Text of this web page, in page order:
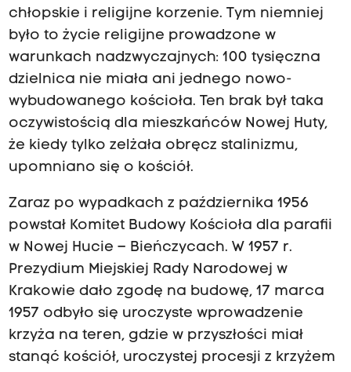
chłopskie i religijne korzenie. Tym niemniej
było to życie religijne prowadzone w
warunkach nadzwyczajnych: 100 tysięczna
dzielnica nie miała ani jednego nowo-
wybudowanego kościoła. Ten brak był taka
oczywistością dla mieszkańców Nowej Huty,
że kiedy tylko zelżała obręcz stalinizmu,
upomniano się o kościół.
Zaraz po wypadkach z października 1956
powstał Komitet Budowy Kościoła dla parafii
w Nowej Hucie – Bieńczycach. W 1957 r.
Prezydium Miejskiej Rady Narodowej w
Krakowie dało zgodę na budowę, 17 marca
1957 odbyło się uroczyste wprowadzenie
krzyża na teren, gdzie w przyszłości miał
stanąć kościół, uroczystej procesji z krzyżem